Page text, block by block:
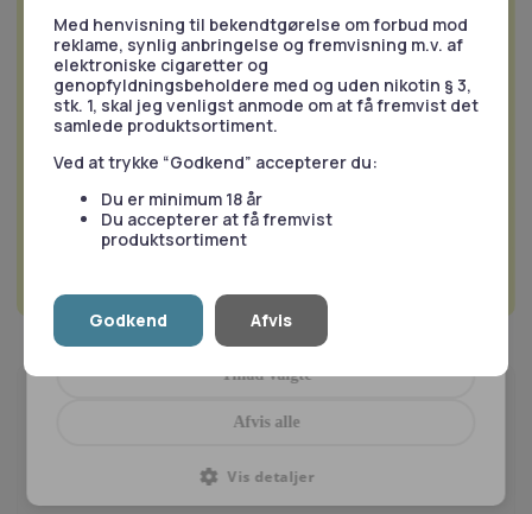
Med henvisning til bekendtgørelse om forbud mod
reklame, synlig anbringelse og fremvisning m.v. af
elektroniske cigaretter og
genopfyldningsbeholdere med og uden nikotin § 3,
stk. 1, skal jeg venligst anmode om at få fremvist det
samlede produktsortiment.
Ved at trykke “Godkend” accepterer du:
Du er minimum 18 år
Du accepterer at få fremvist
produktsortiment
Godkend Afvis
Responsibility Site .
Nødvendige Statistik
Marketing
Tillad valgte
Tillad alle
Afvis alle
Vis detaljer